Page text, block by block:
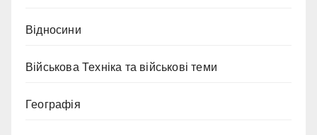
Відносини
Військова Техніка та військові теми
Географія